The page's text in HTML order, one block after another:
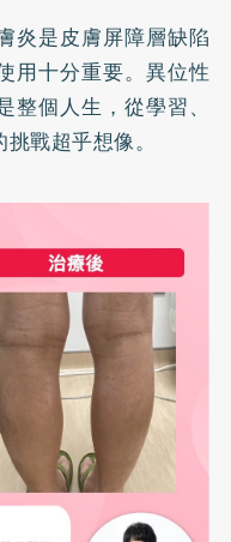
炎是皮膚屏障層缺陷
用十分重要。異位性
個人生，從學習、
戰超乎想像。